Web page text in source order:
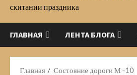
скитании праздника
ГЛАВНАЯ ЛЕНТА БЛОГА
Главная Состояние дороги М -10